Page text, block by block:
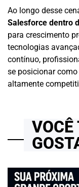
Ao longo desse
Salesforce dentro
para crescimento
tecnologias
contínuo,
se posicionar
altamente